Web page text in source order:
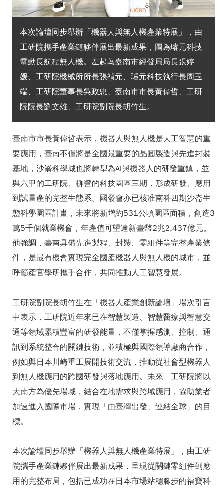
本次論壇同步舉辦「機器人與無人機產業特展」，由
工研院攜手產業鏈夥伴展出最新成果，圖為璿元科技
電動長航程無人機。左起為臺南市經發局局長張婷
媛、工研院機械所所長張禎元、璿元科技執行長周玉
端、工研院董事長吳政忠、臺南市市長黃偉哲、工研
院院長劉文雄、工研院副院長胡竹生。
臺南市市長黃偉哲表示，機器人與無人機是人工智慧的重
要應用，臺南不僅將是全國最重要的晶圓製造與先進封裝
基地，沙崙科學城也將轉型為AI與機器人的研發重鎮，並
與六甲的工研院、柳營的科技園區三期，形成研發、應用
到試量產的完整生態系。國發會亦已核准南科四期沙崙生
態科學園區計畫，未來將新增約531公頃園區面積，創造3
萬5千個就業機會，年產值可望達新臺幣2兆2,437億元。
他強調，臺南具備先進製程、封裝、零組件等完整產業條
件，是最有機會實現完全國產機器人與無人機的城市，並
呼籲產官學研攜手合作，共同推動人工智慧發展。
工研院副院長胡竹生在「機器人產業創新論壇」場次引言
中表示，工研院近年來已在智慧製造、智慧醫療與智慧交
通等領域累積豐富的研發能量，不僅掌握感測、控制、通
訊到系統整合的關鍵技術，並積極與國際領導廠商合作，
例如與日本川崎重工展開技術交流，推動從社會型機器人
到無人機應用的跨國研發與落地應用。未來，工研院將以
大南方為優先場域，結合在地需求與跨域應用，協助業者
加速進入國際市場，實現「由臺灣出發、連結全球」的目
標。
本次論壇同步舉辦「機器人與無人機產業特展」，由工研
院攜手產業鏈夥伴展出最新成果，呈現從關鍵零組件到應
用的完整布局，包括已成功在日本市場站穩腳步的福寶科